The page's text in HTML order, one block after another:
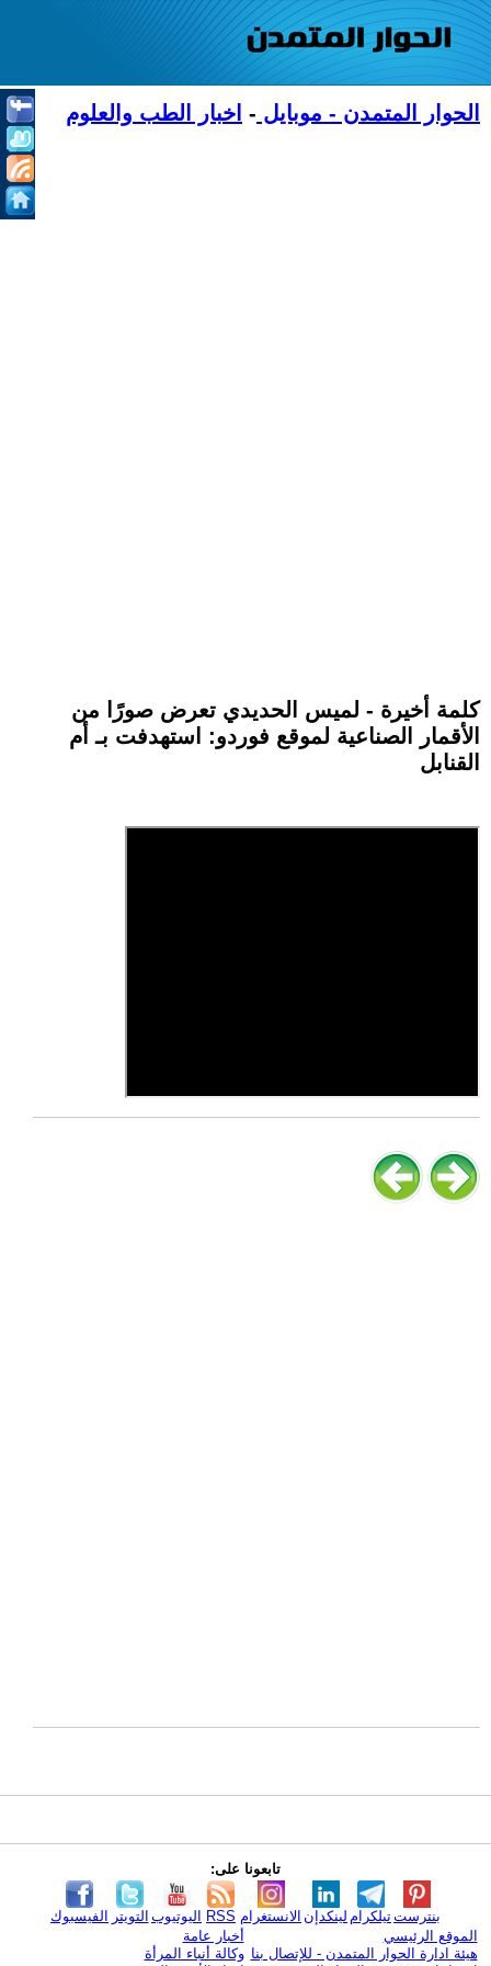
الحوار المتمدن - موبايل - اخبار الطب والعلوم
كلمة أخيرة - لميس الحديدي تعرض صورًا من
الأقمار الصناعية لموقع فوردو: استهدفت بـ أم
القنابل
تابعونا على:
الفيسبوك التويتر اليوتيوب RSS الانستغرام لينكدإن تيلكرامبنترست
الموقع الرئيسي
هيئة ادارة الحوار المتمدن - للإتصال بنا
أخبار عامة
وكالة أنباء المرأة